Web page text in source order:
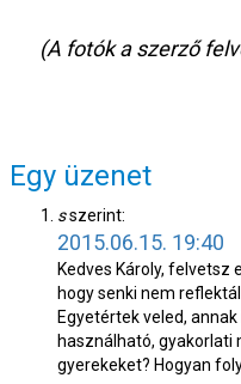
(A fotók a szerző
Egy üzenet
sszerint:
2015.06.15. 19:40
Kedves Károly,
hogy senki nem
Egyetértek veled,
használható, gyakorlati
gyerekeket? Hogyan